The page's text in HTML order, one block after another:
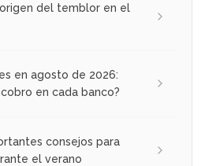
del temblor en el
en agosto de 2026:
en cada banco?
consejos para
el verano